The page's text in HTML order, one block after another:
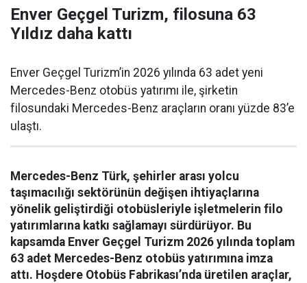
Enver Geçgel Turizm, filosuna 63
Yıldız daha kattı
Enver Geçgel Turizm’in 2026 yılında 63 adet yeni
Mercedes-Benz otobüs yatırımı ile, şirketin
filosundaki Mercedes-Benz araçların oranı yüzde 83’e
ulaştı.
Mercedes-Benz Türk, şehirler arası yolcu
taşımacılığı sektörünün değişen ihtiyaçlarına
yönelik geliştirdiği otobüsleriyle işletmelerin filo
yatırımlarına katkı sağlamayı sürdürüyor. Bu
kapsamda Enver Geçgel Turizm 2026 yılında toplam
63 adet Mercedes-Benz otobüs yatırımına imza
attı. Hoşdere Otobüs Fabrikası’nda üretilen araçlar,